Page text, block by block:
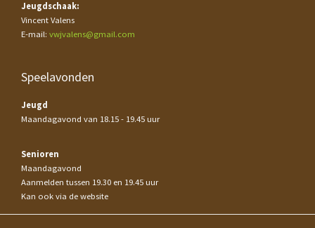
Jeugdschaak:
Vincent Valens
E-mail: vwjvalens@gmail.com
Speelavonden
Jeugd
Maandagavond van 18.15 - 19.45 uur
Senioren
Maandagavond
Aanmelden tussen 19.30 en 19.45 uur
Kan ook via de website